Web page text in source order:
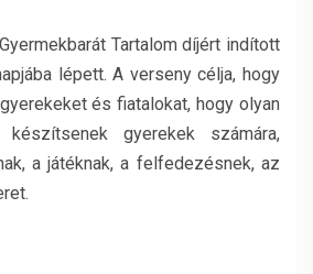
Tartalom díjért indított
lépett. A verseny célja, hogy
és fiatalokat, hogy olyan
készítsenek gyerekek számára,
a játéknak, a felfedezésnek, az